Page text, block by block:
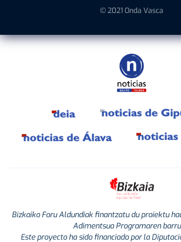
© 2021 Onda Vasca
Bizkaiko Foru Aldundiak finantzatu du proiektu
Adimentsua Programaren
Este proyecto ha sido financiado por la